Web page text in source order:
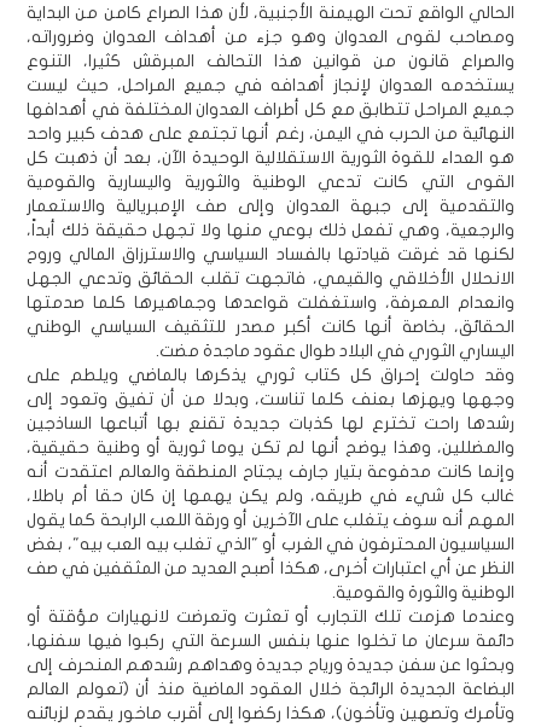
الحالي الواقع تحت الهيمنة الأجنبية، لأن هذا الصراع كامن من البداية
ومصاحب لقوى العدوان وهو جزء من أهداف العدوان وضروراته،
والصراع قانون من قوانين هذا التحالف المبرقش كثيرا، التنوع
يستخدمه العدوان لإنجاز أهدافه في جميع المراحل، حيث ليست
جميع المراحل تتطابق مع كل أطراف العدوان المختلفة في أهدافها
النهائية من الحرب في اليمن، رغم أنها تجتمع على هدف كبير واحد
هو العداء للقوة الثورية الاستقلالية الوحيدة الآن، بعد أن ذهبت كل
القوى التي كانت تدعي الوطنية والثورية واليسارية والقومية
والتقدمية إلى جبهة العدوان وإلى صف الإمبريالية والاستعمار
والرجعية، وهي تفعل ذلك بوعي منها ولا تجهل حقيقة ذلك أبداً،
لكنها قد غرقت قيادتها بالفساد السياسي والاسترزاق المالي وروح
الانحلال الأخلاقي والقيمي، فاتجهت تقلب الحقائق وتدعي الجهل
وانعدام المعرفة، واستغفلت قواعدها وجماهيرها كلما صدمتها
الحقائق، بخاصة أنها كانت أكبر مصدر للتثقيف السياسي الوطني
اليساري الثوري في البلاد طوال عقود ماجدة مضت.
وقد حاولت إحراق كل كتاب ثوري يذكرها بالماضي ويلطم على
وجهها ويهزها بعنف كلما تناست، وبدلا من أن تفيق وتعود إلى
رشدها راحت تخترع لها كذبات جديدة تقنع بها أتباعها الساذجين
والمضللين، وهذا يوضح أنها لم تكن يوما ثورية أو وطنية حقيقية،
وإنما كانت مدفوعة بتيار جارف يجتاح المنطقة والعالم اعتقدت أنه
غالب كل شيء في طريقه، ولم يكن يهمها إن كان حقا أم باطلا،
المهم أنه سوف يتغلب على الآخرين أو ورقة اللعب الرابحة كما يقول
السياسيون المحترفون في الغرب أو "الذي تغلب بيه العب بيه"، بغض
النظر عن أي اعتبارات أخرى، هكذا أصبح العديد من المثقفين في صف
الوطنية والثورة والقومية.
وعندما هزمت تلك التجارب أو تعثرت وتعرضت لانهيارات مؤقتة أو
دائمة سرعان ما تخلوا عنها بنفس السرعة التي ركبوا فيها سفنها،
وبحثوا عن سفن جديدة ورياح جديدة وهداهم رشدهم المنحرف إلى
البضاعة الجديدة الرائجة خلال العقود الماضية منذ أن (تعولم العالم
وتأمرك وتصهين وتأخون)، هكذا ركضوا إلى أقرب ماخور يقدم لزبائنه